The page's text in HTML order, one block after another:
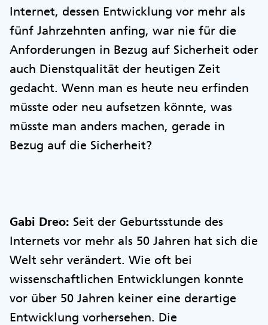
Internet, dessen Entwicklung vor mehr als
fünf Jahrzehnten anfing, war nie für die
Anforderungen in Bezug auf Sicherheit oder
auch Dienstqualität der heutigen Zeit
gedacht. Wenn man es heute neu erfinden
müsste oder neu aufsetzen könnte, was
müsste man anders machen, gerade in
Bezug auf die Sicherheit?
Gabi Dreo: Seit der Geburtsstunde des
Internets vor mehr als 50 Jahren hat sich die
Welt sehr verändert. Wie oft bei
wissenschaftlichen Entwicklungen konnte
vor über 50 Jahren keiner eine derartige
Entwicklung vorhersehen. Die